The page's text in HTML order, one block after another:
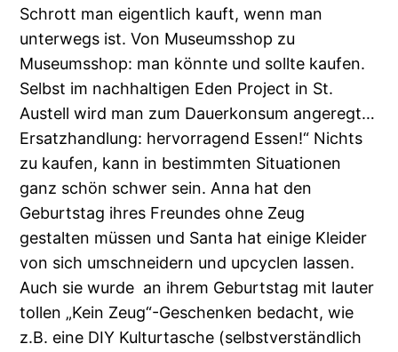
Schrott man eigentlich kauft, wenn man
unterwegs ist. Von Museumsshop zu
Museumsshop: man könnte und sollte kaufen.
Selbst im nachhaltigen Eden Project in St.
Austell wird man zum Dauerkonsum angeregt…
Ersatzhandlung: hervorragend Essen!“ Nichts
zu kaufen, kann in bestimmten Situationen
ganz schön schwer sein. Anna hat den
Geburtstag ihres Freundes ohne Zeug
gestalten müssen und Santa hat einige Kleider
von sich umschneidern und upcyclen lassen.
Auch sie wurde an ihrem Geburtstag mit lauter
tollen „Kein Zeug“-Geschenken bedacht, wie
z.B. eine DIY Kulturtasche (selbstverständlich